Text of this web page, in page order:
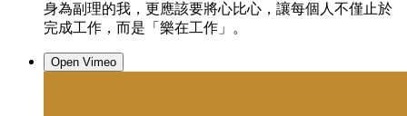
身為副理的我，更應該要將心比心，讓每個人不僅止於
完成工作，而是「樂在工作」。
Open Vimeo